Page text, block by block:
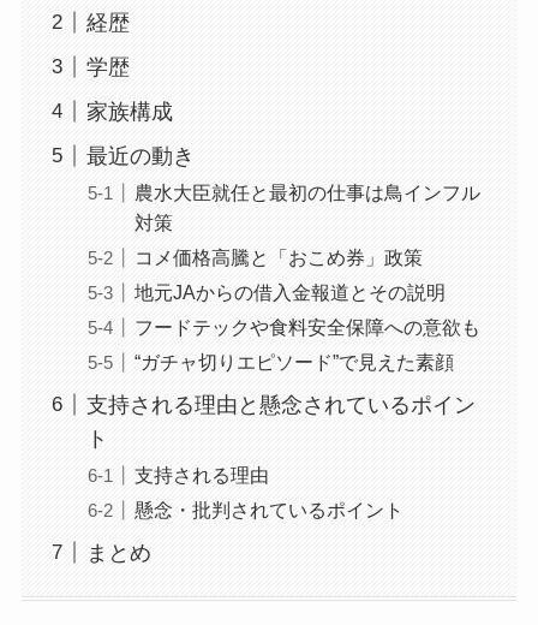
経歴
学歴
家族構成
最近の動き
農水大臣就任と最初の仕事は鳥インフル
対策
コメ価格高騰と「おこめ券」政策
地元JAからの借入金報道とその説明
フードテックや食料安全保障への意欲も
“ガチャ切りエピソード”で見えた素顔
支持される理由と懸念されているポイン
ト
支持される理由
懸念・批判されているポイント
まとめ